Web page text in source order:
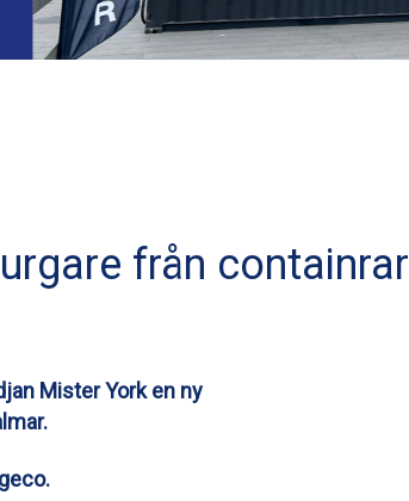
från containrar
Mister York en ny